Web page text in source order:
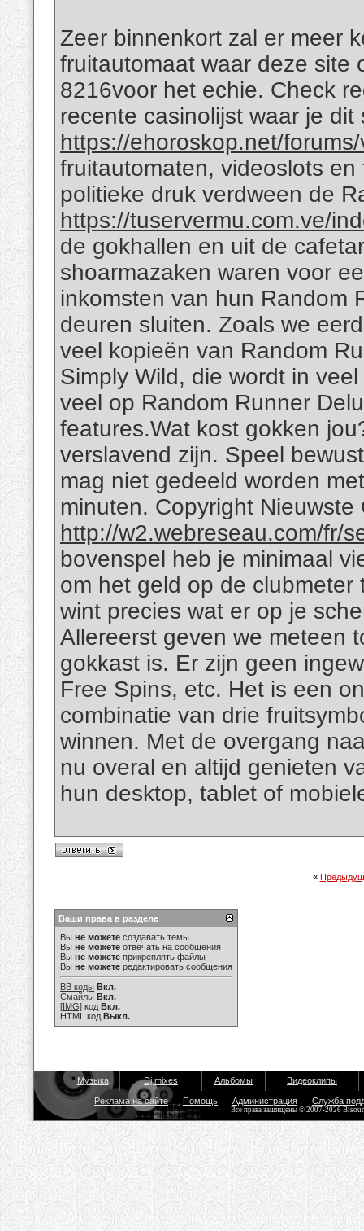
Zeer binnenkort zal er meer
fruitautomaat waar deze site
8216voor het echie. Check
recente casinolijst waar je
https://ehoroskop.net/
fruitautomaten, videoslots
politieke druk verdween de
https://tuservermu.com.ve/
de gokhallen en uit de
shoarmazaken waren voor
inkomsten van hun Random
deuren sluiten. Zoals we
veel kopieën van Random
Simply Wild, die wordt in
veel op Random Runner
features.Wat kost gokken
verslavend zijn. Speel
mag niet gedeeld worden
minuten. Copyright
http://w2.webreseau.com/fr/
bovenspel heb je minimaal
om het geld op de
wint precies wat er op je
Allereerst geven we meteen
gokkast is. Er zijn geen
Free Spins, etc. Het is een
combinatie van drie
winnen. Met de overgang
nu overal en altijd genieten
hun desktop, tablet of
«
Ваши права в разделе
Вы не можете создавать темы
Вы не можете отвечать на сообщения
Вы не можете прикреплять файлы
Вы не можете редактировать сообщения
BB коды Вкл.
Смайлы Вкл.
[IMG] код Вкл.
HTML код Выкл.
Музыка Dj mixes Альбомы Видеоклипы
Реклама на сайте Помощь Администрация Служба
Все права защищены © 2007-2026